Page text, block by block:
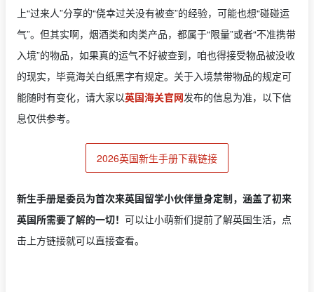
上“过来人”分享的“侥幸过关没有被查”的经验，可能也想“碰碰运
气”。但其实啊，烟酒类和肉类产品，都属于“限量”或者“不准携带
入境”的物品，如果真的运气不好被查到，咱也得接受物品被没收
的现实，毕竟海关白纸黑字有规定。关于入境禁带物品的规定可
能随时有变化，请大家以英国海关官网发布的信息为准，以下信
息仅供参考。
2026英国新生手册下载链接
新生手册是委员为首次来英国留学小伙伴量身定制，涵盖了初来
英国所需要了解的一切！ 可以让小萌新们提前了解英国生活，点
击上方链接就可以直接查看。